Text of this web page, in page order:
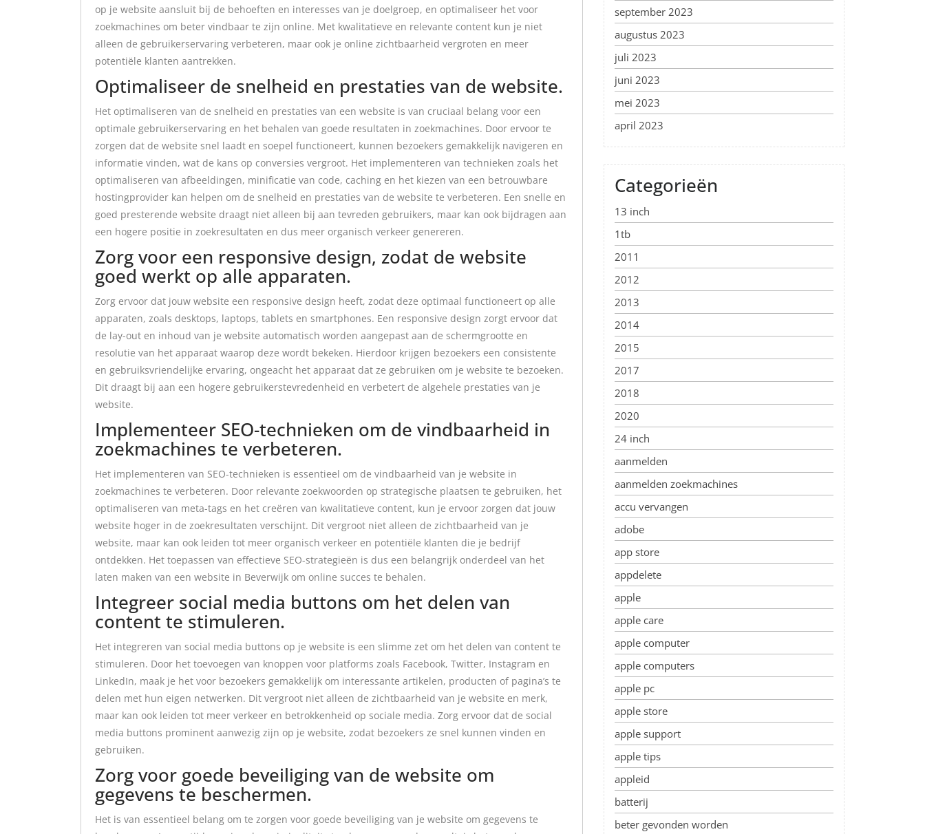
op je website aansluit bij de behoeften en interesses van je doelgroep, en optimaliseer het voor
zoekmachines om beter vindbaar te zijn online. Met kwalitatieve en relevante content kun je niet
alleen de gebruikerservaring verbeteren, maar ook je online zichtbaarheid vergroten en meer
potentiële klanten aantrekken.
Optimaliseer de snelheid en prestaties van de website.
Het optimaliseren van de snelheid en prestaties van een website is van cruciaal belang voor een
optimale gebruikerservaring en het behalen van goede resultaten in zoekmachines. Door ervoor te
zorgen dat de website snel laadt en soepel functioneert, kunnen bezoekers gemakkelijk navigeren en
informatie vinden, wat de kans op conversies vergroot. Het implementeren van technieken zoals het
optimaliseren van afbeeldingen, minificatie van code, caching en het kiezen van een betrouwbare
hostingprovider kan helpen om de snelheid en prestaties van de website te verbeteren. Een snelle en
goed presterende website draagt niet alleen bij aan tevreden gebruikers, maar kan ook bijdragen aan
een hogere positie in zoekresultaten en dus meer organisch verkeer genereren.
Zorg voor een responsive design, zodat de website
goed werkt op alle apparaten.
Zorg ervoor dat jouw website een responsive design heeft, zodat deze optimaal functioneert op alle
apparaten, zoals desktops, laptops, tablets en smartphones. Een responsive design zorgt ervoor dat
de lay-out en inhoud van je website automatisch worden aangepast aan de schermgrootte en
resolutie van het apparaat waarop deze wordt bekeken. Hierdoor krijgen bezoekers een consistente
en gebruiksvriendelijke ervaring, ongeacht het apparaat dat ze gebruiken om je website te bezoeken.
Dit draagt bij aan een hogere gebruikerstevredenheid en verbetert de algehele prestaties van je
website.
Implementeer SEO-technieken om de vindbaarheid in
zoekmachines te verbeteren.
Het implementeren van SEO-technieken is essentieel om de vindbaarheid van je website in
zoekmachines te verbeteren. Door relevante zoekwoorden op strategische plaatsen te gebruiken, het
optimaliseren van meta-tags en het creëren van kwalitatieve content, kun je ervoor zorgen dat jouw
website hoger in de zoekresultaten verschijnt. Dit vergroot niet alleen de zichtbaarheid van je
website, maar kan ook leiden tot meer organisch verkeer en potentiële klanten die je bedrijf
ontdekken. Het toepassen van effectieve SEO-strategieën is dus een belangrijk onderdeel van het
laten maken van een website in Beverwijk om online succes te behalen.
Integreer social media buttons om het delen van
content te stimuleren.
Het integreren van social media buttons op je website is een slimme zet om het delen van content te
stimuleren. Door het toevoegen van knoppen voor platforms zoals Facebook, Twitter, Instagram en
LinkedIn, maak je het voor bezoekers gemakkelijk om interessante artikelen, producten of pagina’s te
delen met hun eigen netwerken. Dit vergroot niet alleen de zichtbaarheid van je website en merk,
maar kan ook leiden tot meer verkeer en betrokkenheid op sociale media. Zorg ervoor dat de social
media buttons prominent aanwezig zijn op je website, zodat bezoekers ze snel kunnen vinden en
gebruiken.
Zorg voor goede beveiliging van de website om
gegevens te beschermen.
Het is van essentieel belang om te zorgen voor goede beveiliging van je website om gegevens te
september 2023
augustus 2023
juli 2023
juni 2023
mei 2023
april 2023
Categorieën
13 inch
1tb
2011
2012
2013
2014
2015
2017
2018
2020
24 inch
aanmelden
aanmelden zoekmachines
accu vervangen
adobe
app store
appdelete
apple
apple care
apple computer
apple computers
apple pc
apple store
apple support
apple tips
appleid
batterij
beter gevonden worden